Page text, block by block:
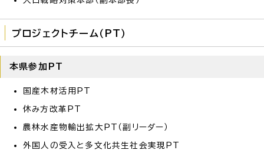
プロジェクトチーム（PT）
本県参加PT
国産木材活用PT
休み方改革PT
農林水産物輸出拡大PT（副リーダー）
外国人の受入と多文化共生社会実現PT